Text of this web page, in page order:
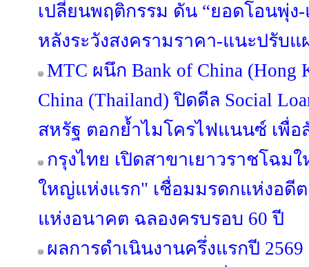
เปลี่ยนพฤติกรรม ดัน “ยอดโอนพุ่ง
หลังระวังสงครามราคา-แนะปรับแ
MTC ผนึก Bank of China (Hong
China (Thailand) ปิดดีล Social
สหรัฐ ตอกย้ำไมโครไฟแนนซ์ เพื่
กรุงไทย เปิดสาขาเยาวราชโฉ
ใหญ่แห่งแรก" เชื่อมมรดกแห่งอดี
แห่งอนาคต ฉลองครบรอบ 60 ปี
ผลการดำเนินงานครึ่งแรกปี